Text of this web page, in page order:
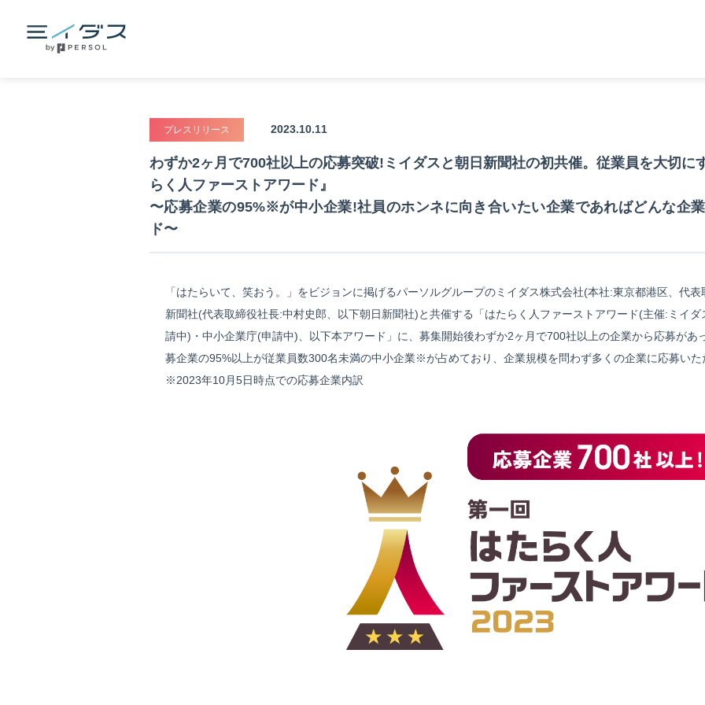
プレスリリース 2023.10.11
わずか2ヶ月で700社以上の応募突破!ミイダスと朝日新聞社の初共催。従業員を大切に
らく人ファーストアワード』
〜応募企業の95%※が中小企業!社員のホンネに向き合いたい企業であればどんな企
ド〜
「はたらいて、笑おう。」をビジョンに掲げるパーソルグループのミイダス株式会社(本社:東京都港区、代
新聞社(代表取締役社⻑:中村史郎、以下朝日新聞社)と共催する「はたらく人ファーストアワード(主催:ミイ
請中)・中小企業庁(申請中)、以下本アワード」に、募集開始後わずか2ヶ月で700社以上の企業から応募があ
募企業の95%以上が従業員数300名未満の中小企業※が占めており、企業規模を問わず多くの企業に応募いた
※2023年10月5日時点での応募企業内訳